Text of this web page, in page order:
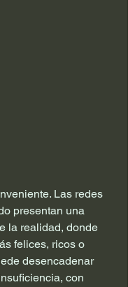
Las redes
presentan una
la realidad, donde
felices, ricos o
desencadenar
con